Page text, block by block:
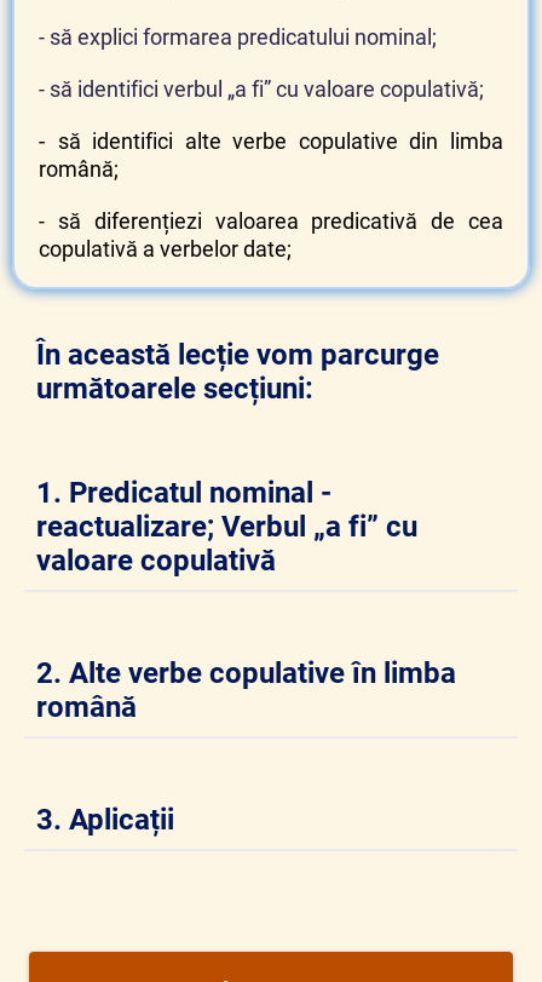
- să explici formarea predicatului nominal;
- să identifici verbul „a fi” cu valoare copulativă;
- să identifici alte verbe copulative din limba
română;
- să diferențiezi valoarea predicativă de cea
copulativă a verbelor date;
În această lecție vom parcurge
următoarele secțiuni:
1. Predicatul nominal -
reactualizare; Verbul „a fi” cu
valoare copulativă
2. Alte verbe copulative în limba
română
3. Aplicații